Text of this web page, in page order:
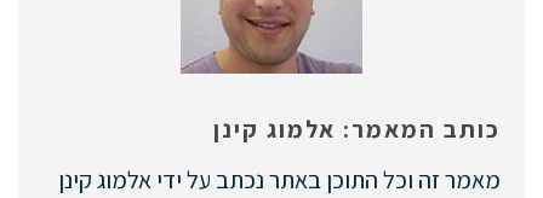
כותב המאמר: אלמוג קינן
מאמר זה וכל התוכן באתר נכתב על ידי אלמוג קינן